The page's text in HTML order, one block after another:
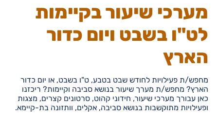
מערכי שיעור בקיימות
לט"ו בשבט ויום כדור
הארץ
מחפש/ת פעילויות לחודש שבט בטבע, ט"ו בשבט, או יום כדור
הארץ? מחפש/ת מערך שיעור בנושא סביבה וקיימות? ריכזנו
כאן עבורך מערכי שיעור, חידוני קהוט, סרטונים קצרים, מצגות
ופעילויות מתוקשבות בנושא סביבה, אקלים, וותזונה בת-קיימא.